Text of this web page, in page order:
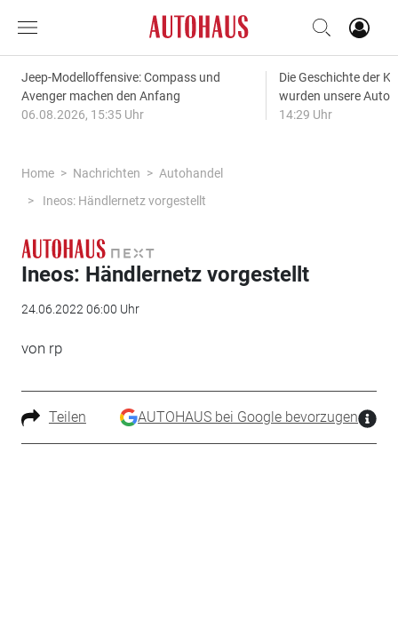
Jeep-Modelloffensive: Compass und
Avenger machen den Anfang
06.08.2026, 15:35 Uhr
Die Geschichte der
wurden unsere
14:29 Uhr
Home Nachrichten
Autohandel
Ineos: Händlernetz vorgestellt
Ineos: Händlernetz vorgestellt
24.06.2022 06:00 Uhr
von rp
Teilen AUTOHAUS bei Google bevorzugen